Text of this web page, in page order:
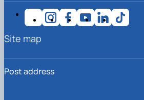
Post address
Site map